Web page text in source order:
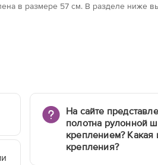
в размерe 57 см. В разделе ниже
На сайте
полотна рулонной
креплением? Какая
крепления?